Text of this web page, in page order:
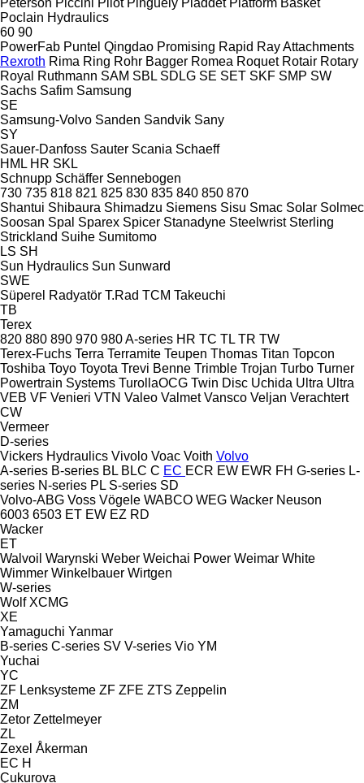
Poclain Hydraulics
60 90
PowerFab Puntel Qingdao Promising Rapid Ray Attachments
Rexroth Rima Ring Rohr Bagger Romea Roquet Rotair Rotary
Royal
Ruthmann SAM SBL SDLG SE SET SKF SMP SW
Sachs Safim Samsung
SE
Samsung-Volvo Sanden Sandvik Sany
SY
Sauer-Danfoss Sauter Scania Schaeff
HML HR SKL
Schnupp Schäffer Sennebogen
730 735 818 821 825 830 835 840 850 870
Shantui Shibaura Shimadzu Siemens Sisu Smac Solar Solmec
Soosan Spal Sparex Spicer Stanadyne Steelwrist Sterling
Strickland Suihe Sumitomo
LS SH
Sun Hydraulics Sun Sunward
SWE
Süperel Radyatör T.Rad TCM Takeuchi
TB
Terex
820 880 890 970 980A-series HR TC TL TR TW
Terex-Fuchs Terra Terramite Teupen Thomas Titan Topcon
Toshiba Toyo Toyota Trevi Benne Trimble Trojan Turbo Turner
Powertrain Systems TurollaOCG Twin Disc Uchida Ultra Ultra
VEB VF Venieri VTN Valeo Valmet Vansco Veljan Verachtert
CW
Vermeer
D-series
Vickers Hydraulics Vivolo Voac Voith Volvo
A-series B-series BL BLC C EC ECR EW EWR FH G-series L-
series N-series PL S-series SD
Volvo-ABG Voss Vögele WABCO WEG Wacker Neuson
6003 6503 ET EW EZ RD
Wacker
ET
Walvoil Warynski Weber Weichai Power Weimar White
Wimmer Winkelbauer Wirtgen
W-series
Wolf XCMG
XE
Yamaguchi Yanmar
B-series C-series SV V-series Vio YM
Yuchai
YC
ZF Lenksysteme ZF ZFE ZTS Zeppelin
ZM
Zetor Zettelmeyer
ZL
Zexel Åkerman
EC H
Çukurova